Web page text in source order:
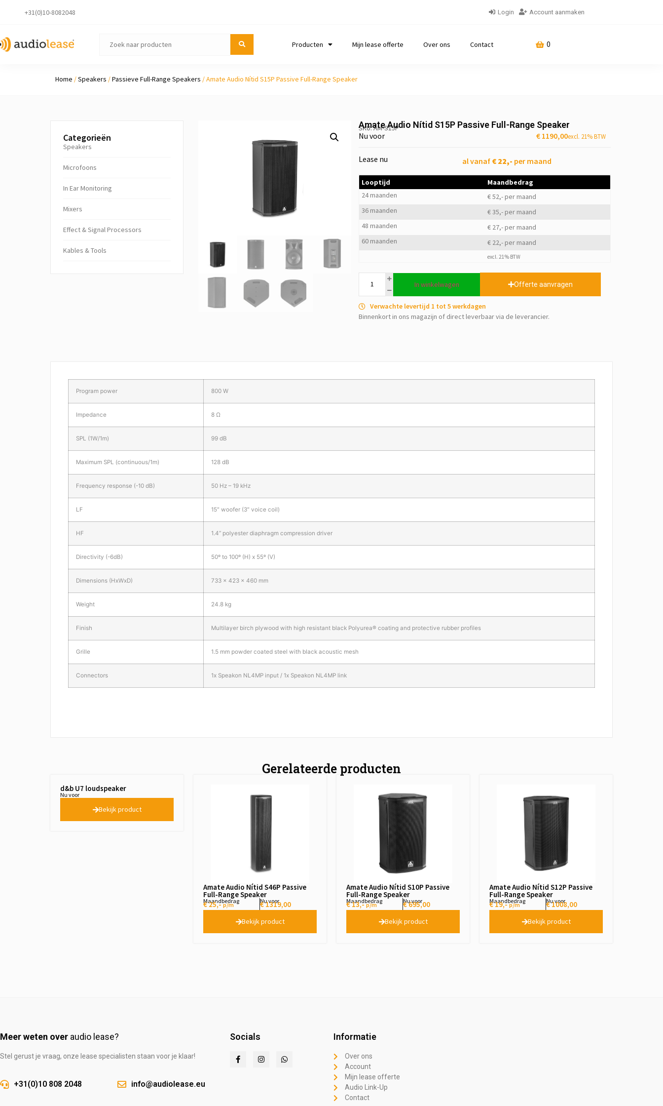
+31(0)10-8082048 Login Account aanmaken
Producten Mijn lease offerte Over ons Contact 0
Home /Speakers /Passieve Full-Range Speakers / Amate Audio Nítid S15P Passive Full-Range Speaker
Categorieën
Speakers
Microfoons
In Ear Monitoring
Mixers
Ef­fect & Sig­nal Pro­cessors
Kables & Tools
Amate Audio Nítid S15P Passive Full-Range Speaker
SKU: AM-S15P
Nu voor €1190,00excl. 21% BTW
Lease nu al vanaf € 22,- per maand
Looptijd
Maandbedrag
24 maanden
€ 52,- per maand
36 maanden
€ 35,- per maand
48 maanden
€ 27,- per maand
60 maanden
€ 22,- per maand
excl. 21% BTW
In winkelwagen Offerte aanvragen
Verwachte levertijd 1 tot 5 werkdagen
Binnenkort in ons magazijn of direct leverbaar via de leverancier.
Program power 800 W
Impedance 8 Ω
SPL (1W/1m) 99 dB
Maximum SPL (continuous/1m) 128 dB
Frequency response (-10 dB) 50 Hz – 19 kHz
LF 15″ woofer (3″ voice coil)
HF 1.4” polyester diaphragm compression driver
Directivity (-6dB) 50º to 100º (H) x 55º (V)
Dimensions (HxWxD) 733 x 423 x 460 mm
Weight 24.8 kg
Finish Multilayer birch plywood with high resistant black Polyurea® coating and protective rubber profiles
Grille 1.5 mm powder coated steel with black acoustic mesh
Connectors 1x Speakon NL4MP input / 1x Speakon NL4MP link
Gerelateerde producten
d&b U7 loudspeaker
Nu voor
Bekijk product
Amate Audio Nítid S46P Passive
Full-Range Speaker
Maandbedrag
€ 25,-p/m
Nu voor
€1319,00
Bekijk product
Amate Audio Nítid S10P Passive
Full-Range Speaker
Maandbedrag
€ 13,-p/m
Nu voor
€695,00
Bekijk product
Amate Audio Nítid S12P Passive
Full-Range Speaker
Maandbedrag
€ 19,-p/m
Nu voor
€1008,00
Bekijk product
Meer weten over audio lease?
Stel gerust je vraag, onze lease specialisten staan voor je klaar!
+31(0)10 808 2048 info@audiolease.eu
Socials Informatie
Over ons
Account
Mijn lease offerte
Audio Link-Up
Contact